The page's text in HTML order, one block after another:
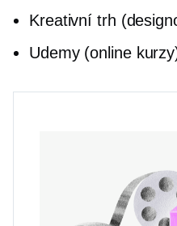
Kreativní trh
Udemy (online